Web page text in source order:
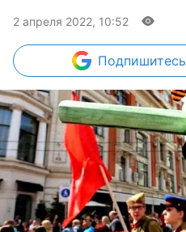
2 апреля 2022, 10:52
Подпишитесь